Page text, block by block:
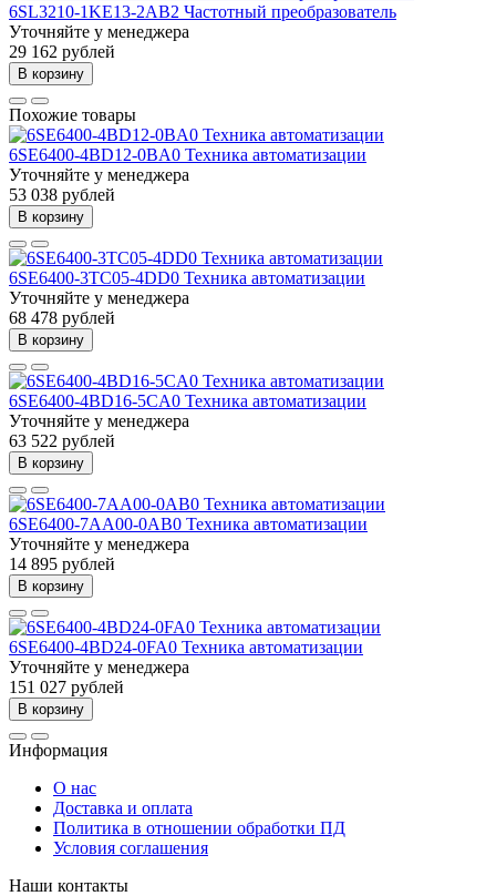
6SL3210-1KE13-2AB2 Частотный преобразователь
Уточняйте у менеджера
29 162 рублей
В корзину
Похожие товары
6SE6400-4BD12-0BA0 Техника автоматизации
Уточняйте у менеджера
53 038 рублей
В корзину
6SE6400-3TC05-4DD0 Техника автоматизации
Уточняйте у менеджера
68 478 рублей
В корзину
6SE6400-4BD16-5CA0 Техника автоматизации
Уточняйте у менеджера
63 522 рублей
В корзину
6SE6400-7AA00-0AB0 Техника автоматизации
Уточняйте у менеджера
14 895 рублей
В корзину
6SE6400-4BD24-0FA0 Техника автоматизации
Уточняйте у менеджера
151 027 рублей
В корзину
Информация
О нас
Доставка и оплата
Политика в отношении обработки ПД
Условия соглашения
Наши контакты